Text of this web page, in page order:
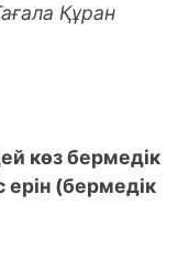
Құран
көз бермедік
ерін (бермедік